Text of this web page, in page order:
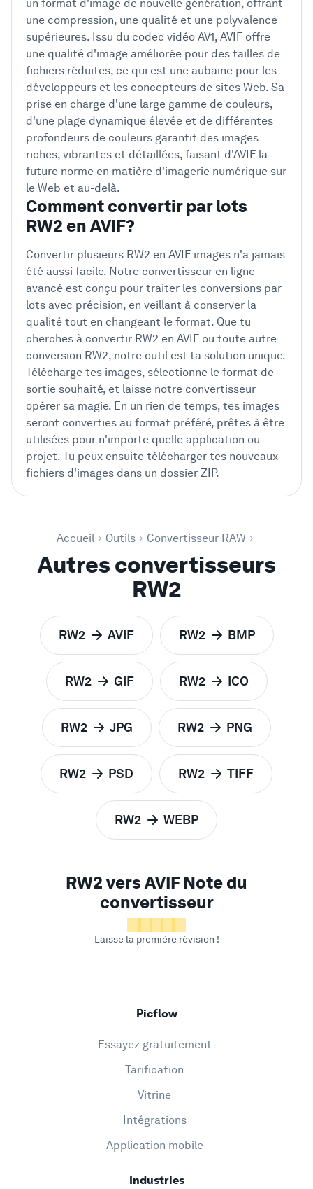
un format d'image de nouvelle génération, offrant
une compression, une qualité et une polyvalence
supérieures. Issu du codec vidéo AV1, AVIF offre
une qualité d'image améliorée pour des tailles de
fichiers réduites, ce qui est une aubaine pour les
développeurs et les concepteurs de sites Web. Sa
prise en charge d'une large gamme de couleurs,
d'une plage dynamique élevée et de différentes
profondeurs de couleurs garantit des images
riches, vibrantes et détaillées, faisant d'AVIF la
future norme en matière d'imagerie numérique sur
le Web et au-delà.
Comment convertir par lots
RW2 en AVIF?
Convertir plusieurs RW2 en AVIF images n'a jamais
été aussi facile. Notre convertisseur en ligne
avancé est conçu pour traiter les conversions par
lots avec précision, en veillant à conserver la
qualité tout en changeant le format. Que tu
cherches à convertir RW2 en AVIF ou toute autre
conversion RW2, notre outil est ta solution unique.
Télécharge tes images, sélectionne le format de
sortie souhaité, et laisse notre convertisseur
opérer sa magie. En un rien de temps, tes images
seront converties au format préféré, prêtes à être
utilisées pour n'importe quelle application ou
projet. Tu peux ensuite télécharger tes nouveaux
fichiers d'images dans un dossier ZIP.
Accueil Outils Convertisseur RAW
Autres convertisseurs
RW2
RW2 pourAVIF RW2 pour
BMP
RW2 pour
GIF RW2 pour
ICO
RW2 pour
JPG RW2 pour
PNG
RW2 pour
PSD RW2 pourTIFF
RW2 pour
WEBP
RW2 vers AVIF Note du
convertisseur
Laisse la première révision !
Picflow
Essayez gratuitement
Tarification
Vitrine
Intégrations
Application mobile
Industries